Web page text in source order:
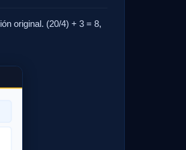
original. (20/4) + 3 = 8,